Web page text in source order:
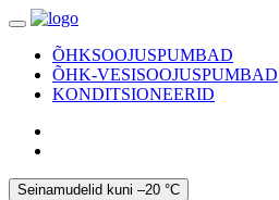
ÕHKSOOJUSPUMBAD
ÕHK-VESISOOJUSPUMBAD
KONDITSIONEERID
Seinamudelid kuni –20 °C